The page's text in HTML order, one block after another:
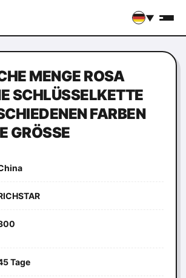
▼
MENGE ROSA
SCHLÜSSELKETTE
FARBEN
GRÖSSE
Tage